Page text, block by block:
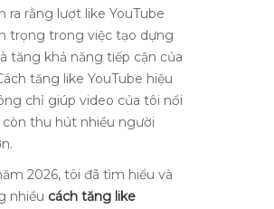
ra rằng lượt like YouTube
trọng trong việc tạo dựng
tăng khả năng tiếp cận của
tăng like YouTube hiệu
chỉ giúp video của tôi nổi
thu hút nhiều người
2026, tôi đã tìm hiểu và
nhiều cách tăng like